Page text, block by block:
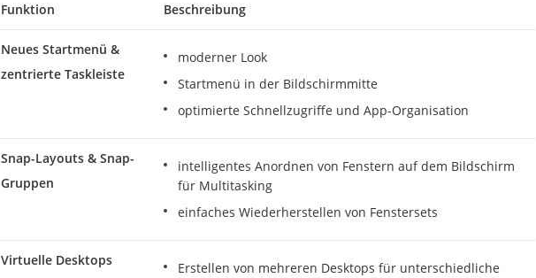
Funktion Beschreibung
Neues Startmenü &
zentrierte Taskleiste
moderner Look
Startmenü in der Bildschirmmitte
optimierte Schnellzugriffe und App-Organisation
Snap-Layouts & Snap-
Gruppen
intelligentes Anordnen von Fenstern auf dem Bildschirm
für Multitasking
einfaches Wiederherstellen von Fenstersets
Virtuelle Desktops
Erstellen von mehreren Desktops für unterschiedliche